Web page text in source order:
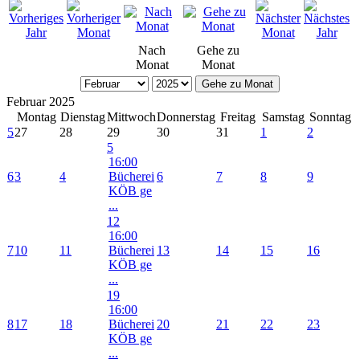
Nach
Monat
Gehe zu
Monat
Gehe zu Monat
Februar 2025
Montag DienstagMittwochDonnerstag Freitag Samstag Sonntag
527 28 29 30 31 1 2
63 4
5
16:00
Bücherei
KÖB ge
...
6 7 8 9
710 11
12
16:00
Bücherei
KÖB ge
...
13 14 15 16
817 18
19
16:00
Bücherei
KÖB ge
...
20 21 22 23